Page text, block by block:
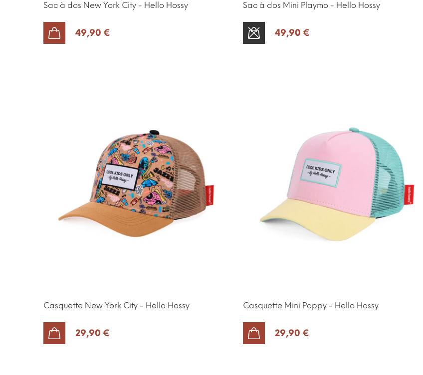
Sac à dos New York City - Hello Hossy
49,90 €
Sac à dos Mini Playmo - Hello Hossy
49,90 €
Casquette New York City - Hello Hossy
29,90 €
Casquette Mini Poppy - Hello Hossy
29,90 €